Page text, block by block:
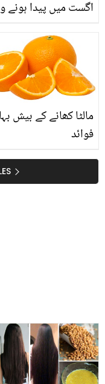
اگست میں پیدا ہونے
کو دوسروں سے منفرد
مالٹا کھانے کے بیش بہا
فوائد